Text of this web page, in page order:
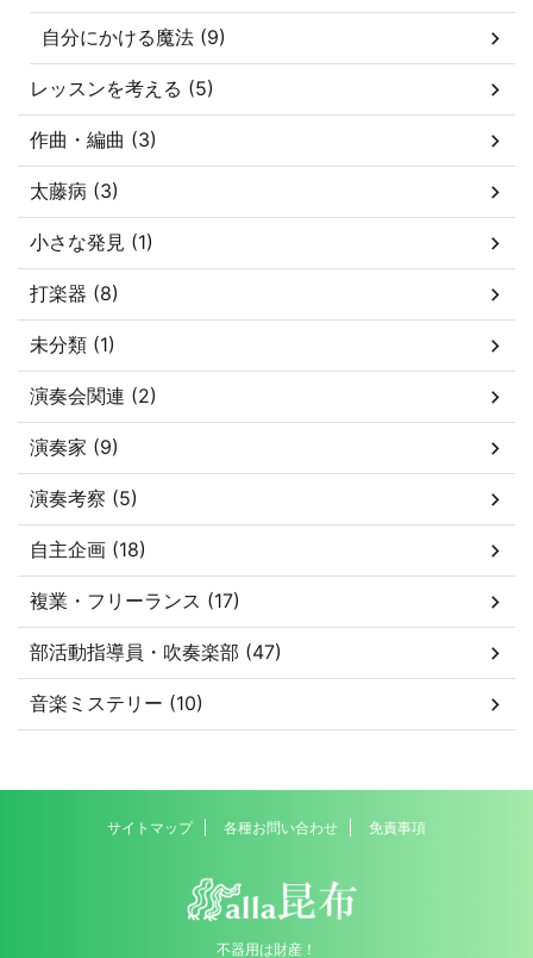
自分にかける魔法 (9)
レッスンを考える (5)
作曲・編曲 (3)
太藤病 (3)
小さな発見 (1)
打楽器 (8)
未分類 (1)
演奏会関連 (2)
演奏家 (9)
演奏考察 (5)
自主企画 (18)
複業・フリーランス (17)
部活動指導員・吹奏楽部 (47)
音楽ミステリー (10)
サイトマップ 各種お問い合わせ 免責事項
不器用は財産！